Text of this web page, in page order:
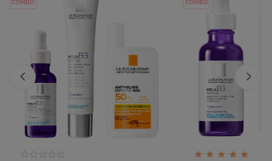
COMBO COMBO